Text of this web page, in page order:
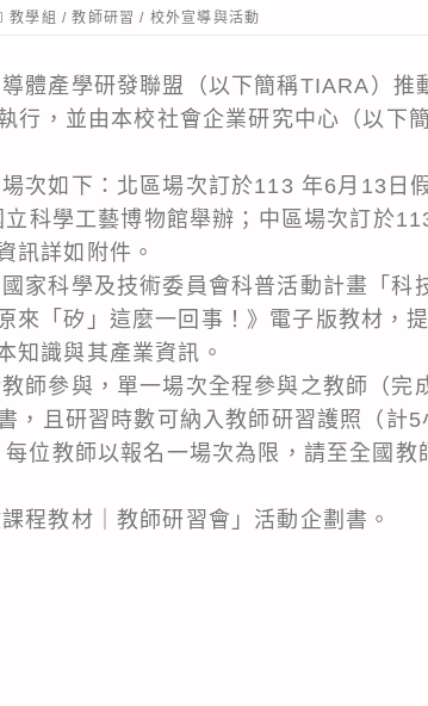
教學組 / 教師研習 / 校外宣導與活動
體產學研發聯盟（以下簡稱TIARA）推
行，並由本校社會企業研究中心（以下
次如下：北區場次訂於113 年6月13日
科學工藝博物館舉辦；中區場次訂於
訊詳如附件。
家科學及技術委員會科普活動計畫「科
來「矽」這麼一回事！》電子版教材，
知識與其產業資訊。
師參與，單一場次全程參與之教師（完
，且研習時數可納入教師研習護照（計5
位教師以報名一場次為限，請至全國
程教材｜教師研習會」活動企劃書。